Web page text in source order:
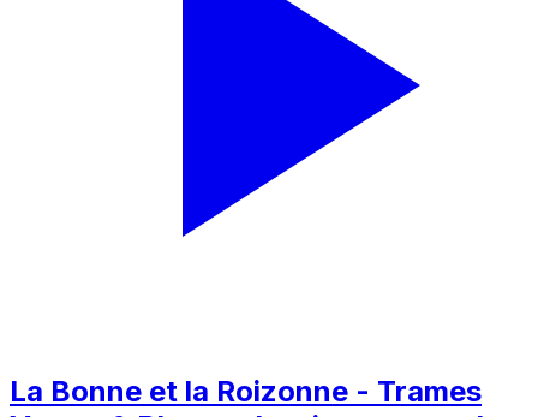
La Bonne et la Roizonne - Trames